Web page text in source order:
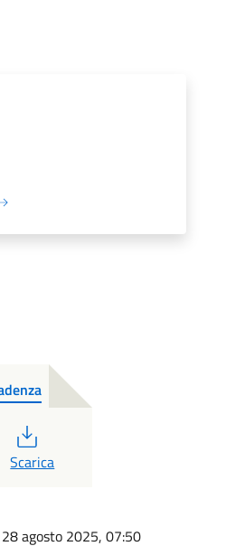
PDF
Scarica
28 agosto 2025, 07:50